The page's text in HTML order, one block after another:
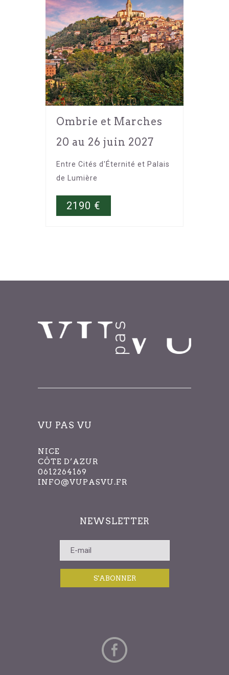
Ombrie et Marches
20 au 26 juin 2027
Entre Cités d'Éternité et Palais
de Lumière
2190 €
VU PAS VU
NICE
CÔTE D’AZUR
0612264169
INFO@VUPASVU.FR
NEWSLETTER
S'ABONNER